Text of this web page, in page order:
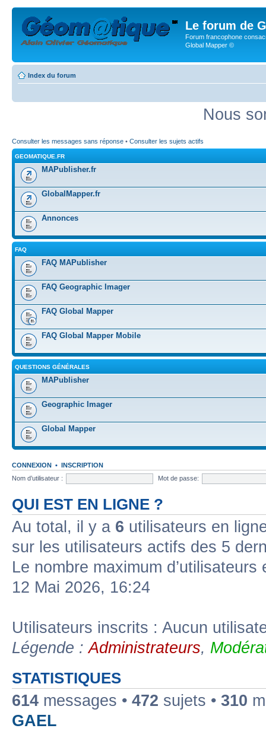
Le forum de
Forum francophone
Global Mapper ©
Index du forum
Nous
Consulter les messages sans réponse • Consulter les sujets actifs
GEOMATIQUE.FR
MAPublisher.fr
GlobalMapper.fr
Annonces
FAQ
FAQ MAPublisher
FAQ Geographic Imager
FAQ Global Mapper
FAQ Global Mapper Mobile
QUESTIONS GÉNÉRALES
MAPublisher
Geographic Imager
Global Mapper
CONNEXION • INSCRIPTION
Nom d’utilisateur :
Mot de passe:
QUI EST EN LIGNE ?
Au total, il y a 6 utilisateurs en
sur les utilisateurs actifs des 5
Le nombre maximum
12 Mai 2026, 16:24
Utilisateurs inscrits : Aucun
Légende :Administrateurs,
STATISTIQUES
614 messages • 472 sujets • 310
GAEL